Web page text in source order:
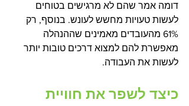
דומה אמר שהם לא מרגישים בטוחים
לעשות טעויות מחשש לעונש. בנוסף, רק
61% מהעובדים מאמינים שההנהלה
מאפשרת להם למצוא דרכים טובות יותר
לעשות את העבודה.
כיצד לשפר את חוויית